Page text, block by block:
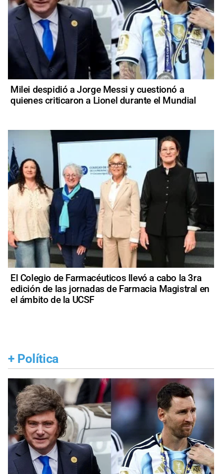
Milei despidió a Jorge Messi y cuestionó a
quienes criticaron a Lionel durante el Mundial
El Colegio de Farmacéuticos llevó a cabo la 3ra
edición de las jornadas de Farmacia Magistral en
el ámbito de la UCSF
+ Política